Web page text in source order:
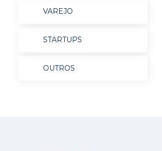
VAREJO
STARTUPS
OUTROS